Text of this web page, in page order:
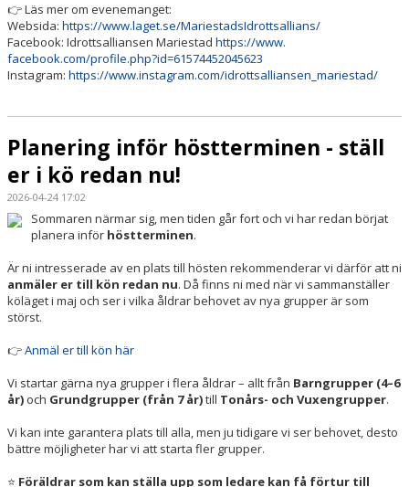
👉 Läs mer om evenemanget:
Websida: https://www.laget.se/MariestadsIdrottsallians/
Facebook: Idrottsalliansen Mariestad https://www.
facebook.com/profile.php?id=61574452045623
Instagram: https://www.instagram.com/idrottsalliansen_mariestad/
Planering inför höstterminen - ställ
er i kö redan nu!
2026-04-24 17:02
Sommaren närmar sig, men tiden går fort och vi har redan börjat
planera inför höstterminen.
Är ni intresserade av en plats till hösten rekommenderar vi därför att ni
anmäler er till kön redan nu. Då finns ni med när vi sammanställer
köläget i maj och ser i vilka åldrar behovet av nya grupper är som
störst.
👉Anmäl er till kön här
Vi startar gärna nya grupper i flera åldrar – allt från Barngrupper (4–6
år) och Grundgrupper (från 7 år)till Tonårs- och Vuxengrupper.
Vi kan inte garantera plats till alla, men ju tidigare vi ser behovet, desto
bättre möjligheter har vi att starta fler grupper.
⭐ Föräldrar som kan ställa upp som ledare kan få förtur till